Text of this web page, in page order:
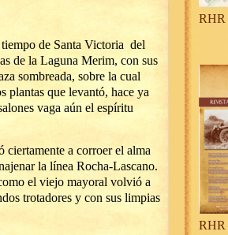
tiempo de Santa Victoria del
de la Laguna Merim, con sus
sombreada, sobre la cual
plantas que levantó, hace ya
vaga aún el espíritu
ciertamente a corroer el alma
la línea Rocha-Lascano.
el viejo mayoral volvió a
trotadores y con sus limpias
RHR
RHR